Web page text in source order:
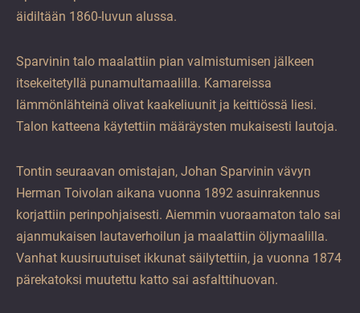
äidiltään 1860-luvun alussa.
Sparvinin talo maalattiin pian valmistumisen jälkeen
itsekeitetyllä punamultamaalilla. Kamareissa
lämmönlähteinä olivat kaakeliuunit ja keittiössä liesi.
Talon katteena käytettiin määräysten mukaisesti lautoja.
Tontin seuraavan omistajan, Johan Sparvinin vävyn
Herman Toivolan aikana vuonna 1892 asuinrakennus
korjattiin perinpohjaisesti. Aiemmin vuoraamaton talo sai
ajanmukaisen lautaverhoilun ja maalattiin öljymaalilla.
Vanhat kuusiruutuiset ikkunat säilytettiin, ja vuonna 1874
pärekatoksi muutettu katto sai asfalttihuovan.